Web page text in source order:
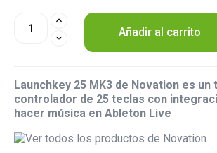
Añadir al carrito
Launchkey 25 MK3 de Novation es un
controlador de 25 teclas con
hacer música en Ableton Live